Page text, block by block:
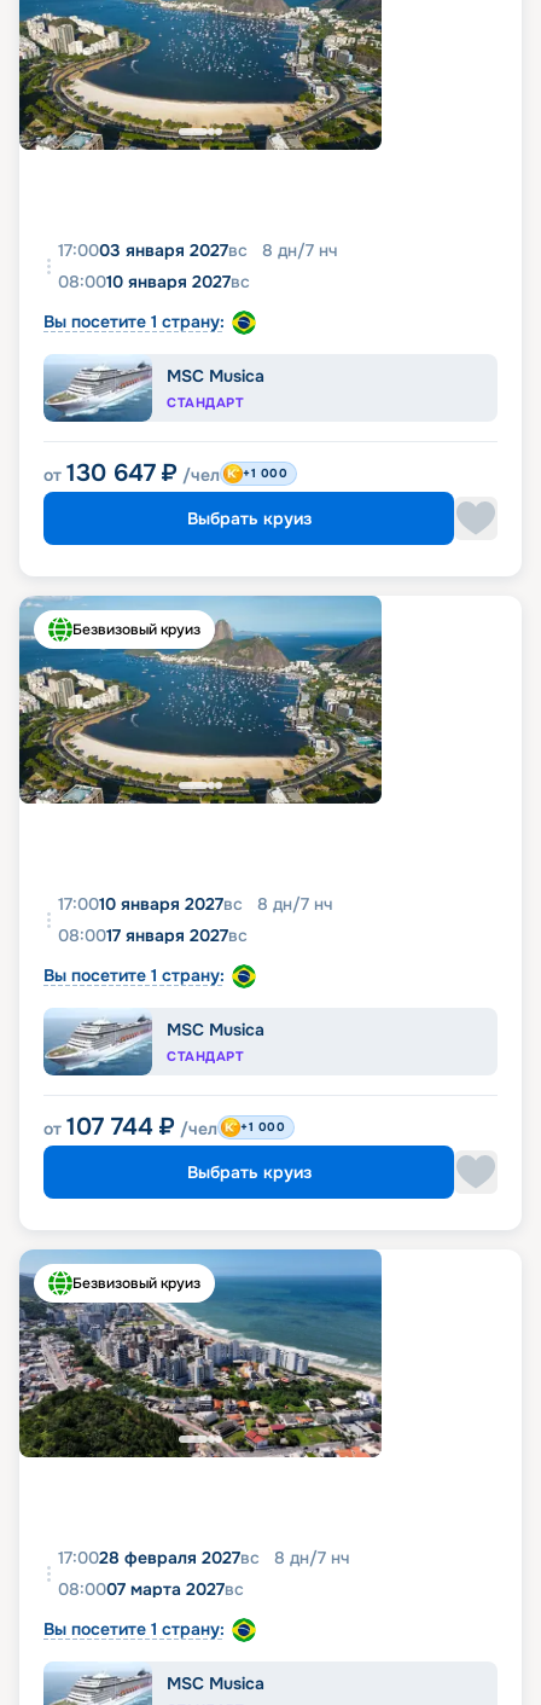
17:0003 января 2027вс 8 дн/7 нч
08:0010 января 2027вс
Вы посетите 1 страну:
MSC Musica
СТАНДАРТ
от 130 647 ₽ /чел +1 000
Выбрать круиз
Безвизовый круиз
17:0010 января 2027вс 8 дн/7 нч
08:0017 января 2027вс
Вы посетите 1 страну:
MSC Musica
СТАНДАРТ
от 107 744 ₽ /чел +1 000
Выбрать круиз
Безвизовый круиз
17:0028 февраля 2027вс 8 дн/7 нч
08:0007 марта 2027вс
Вы посетите 1 страну:
MSC Musica